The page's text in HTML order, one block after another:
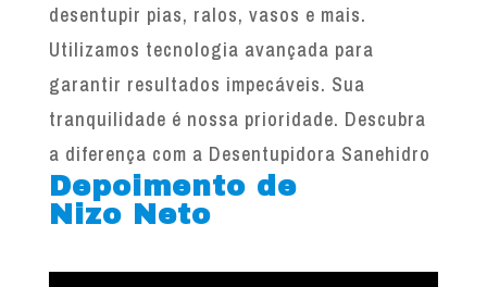
desentupir pias, ralos, vasos e mais.
Utilizamos tecnologia avançada para
garantir resultados impecáveis. Sua
tranquilidade é nossa prioridade. Descubra
a diferença com a Desentupidora Sanehidro
Depoimento de
Nizo Neto